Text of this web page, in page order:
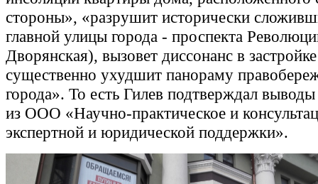
стороны», «разрушит исторически
главной улицы города - проспекта
Дворянская), вызовет диссонанс в
существенно ухудшит панораму
города». То есть Гилев подтверждал выводы
из ООО «Научно-практическое и
экспертной и юридической поддержки».